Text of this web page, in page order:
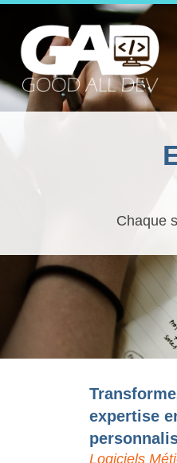
Chaque
expertise
Logiciels